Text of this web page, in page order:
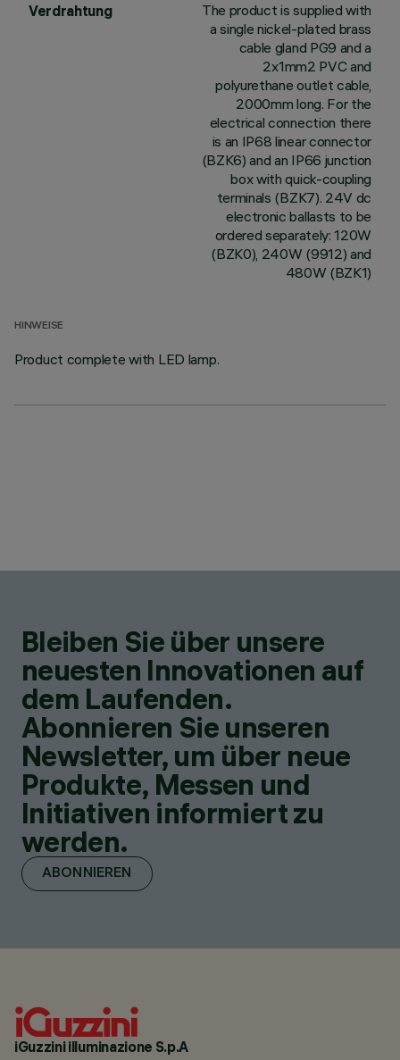
Verdrahtung
The product is supplied with
a single nickel-plated brass
cable gland PG9 and a
2x1mm2 PVC and
polyurethane outlet cable,
2000mm long. For the
electrical connection there
is an IP68 linear connector
(BZK6) and an IP66 junction
box with quick-coupling
terminals (BZK7). 24V dc
electronic ballasts to be
ordered separately: 120W
(BZK0), 240W (9912) and
480W (BZK1)
HINWEISE
Product complete with LED lamp.
Bleiben Sie über unsere
neuesten Innovationen auf
dem Laufenden.
Abonnieren Sie unseren
Newsletter, um über neue
Produkte, Messen und
Initiativen informiert zu
werden.
ABONNIEREN
iGuzzini illuminazione S.p.A